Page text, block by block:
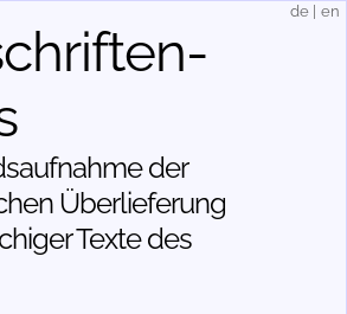
der
Über­lieferung
Texte des
de en